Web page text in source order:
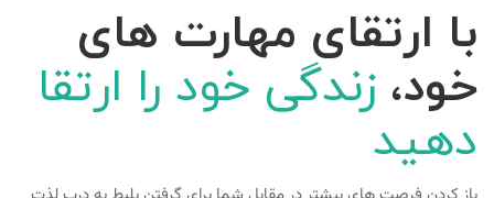
با ارتقای مهارت های
خود، زندگی خود را ارتقا
دهید